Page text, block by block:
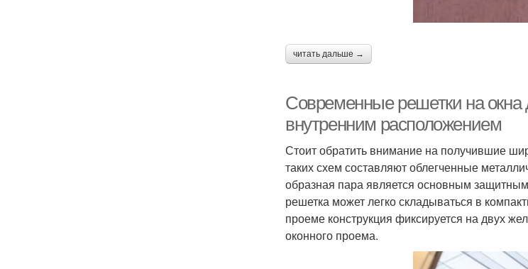
читать дальше →
Современные решетки на окна
внутренним расположением
Стоит обратить внимание на получившие
таких схем составляют облегченные
образная пара является основным
решетка может легко складываться в
проеме конструкция фиксируется на двух
оконного проема.